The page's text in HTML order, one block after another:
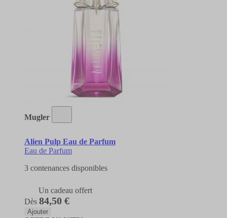
Mugler
Alien Pulp Eau de Parfum
Eau de Parfum
3 contenances disponibles
Un cadeau offert
Dès 84,50 €
Ajouter